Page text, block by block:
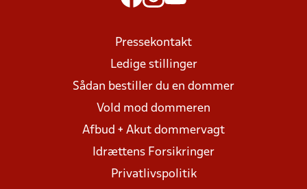
Pressekontakt
Ledige stillinger
Sådan bestiller du en dommer
Vold mod dommeren
Afbud + Akut dommervagt
Idrættens Forsikringer
Privatlivspolitik